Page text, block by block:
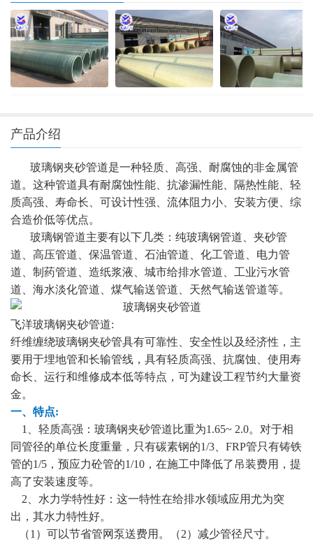
产品介绍
玻璃钢夹砂管道是一种轻质、高强、耐腐蚀的非金属管
道。这种管道具有耐腐蚀性能、抗渗漏性能、隔热性能、轻
质高强、寿命长、可设计性强、流体阻力小、安装方便、综
合造价低等优点。
玻璃钢管道主要有以下几类：纯玻璃钢管道、夹砂管
道、高压管道、保温管道、石油管道、化工管道、电力管
道、制药管道、造纸浆液、城市给排水管道、工业污水管
道、海水淡化管道、煤气输送管道、天然气输送管道等。
飞洋玻璃钢夹砂管道:
纤维缠绕玻璃钢夹砂管具有可靠性、安全性以及经济性，主
要用于埋地管和长输管线，具有轻质高强、抗腐蚀、使用寿
命长、运行和维修成本低等特点，可为建设工程节约大量资
金。
一、特点:
1、轻质高强：玻璃钢夹砂管道比重为1.65~ 2.0。对于相
同管径的单位长度重量，只有碳素钢的1/3、FRP管只有铸铁
管的1/5，预应力砼管的1/10，在施工中降低了吊装费用，提
高了安装速度等。
2、水力学特性好：这一特性在给排水领域应用尤为突
出，其水力特性好。
（1）可以节省管网泵送费用。（2）减少管径尺寸。